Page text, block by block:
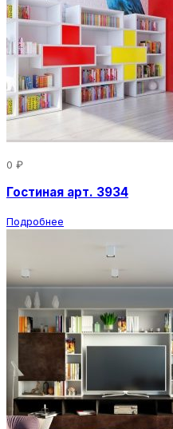
0 ₽
Гостиная арт. 3934
Подробнее